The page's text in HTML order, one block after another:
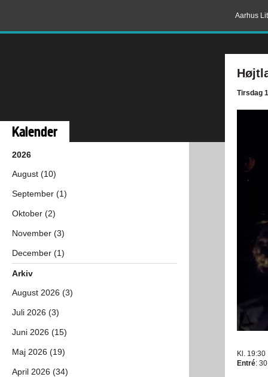
Aarhus
Tirsdag
Kl. 19:30
Entré:
Kalender
2026
August (10)
September (1)
Oktober (2)
November (3)
December (1)
Arkiv
August 2026 (3)
Juli 2026 (3)
Juni 2026 (15)
Maj 2026 (19)
April 2026 (34)